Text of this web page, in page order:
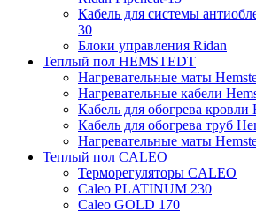
Кабель для системы
30
Блоки управления Ridan
Теплый пол HEMSTEDT
Нагревательные маты
Нагревательные кабели
Кабель для обогрева кровли
Кабель для обогрева труб
Нагревательные маты
Теплый пол CALEO
Терморегуляторы CALEO
Caleo PLATINUM 230
Caleo GOLD 170